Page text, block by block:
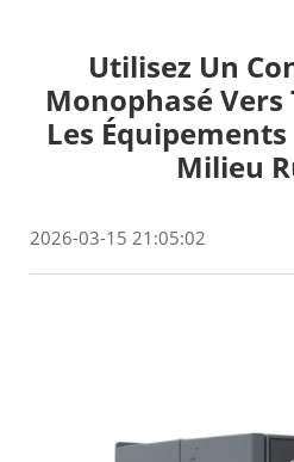
Utilisez Un
Monophasé
Les
Milieu
2026-03-15 21:05:02